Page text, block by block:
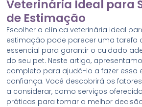
Veterinária Ideal para
de Estimação
Escolher a clínica veterinária ideal
estimação pode parecer uma tarefa
essencial para garantir o cuidado
do seu pet. Neste artigo,
completo para ajudá-lo a fazer essa
confiança. Você descobrirá os
a considerar, como serviços
práticas para tomar a melhor